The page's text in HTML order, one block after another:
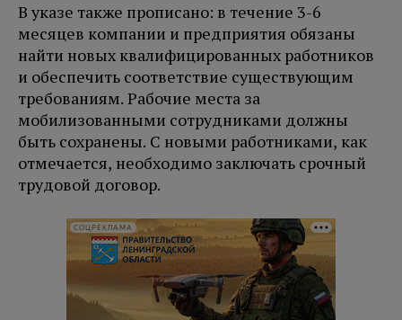
В указе также прописано: в течение 3-6
месяцев компании и предприятия обязаны
найти новых квалифицированных работников
и обеспечить соответствие существующим
требованиям. Рабочие места за
мобилизованными сотрудниками должны
быть сохранены. С новыми работниками, как
отмечается, необходимо заключать срочный
трудовой договор.
СОЦРЕКЛАМА